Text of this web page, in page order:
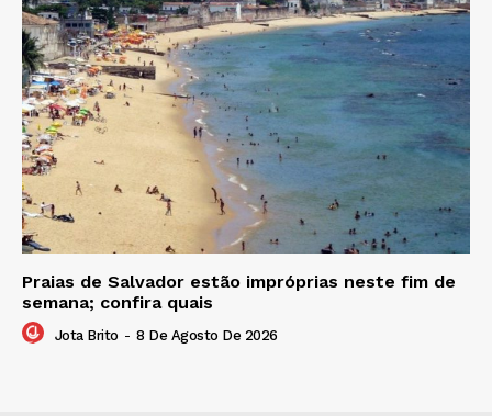
Praias de Salvador estão impróprias neste fim de
semana; confira quais
Jota Brito - 8 De Agosto De 2026